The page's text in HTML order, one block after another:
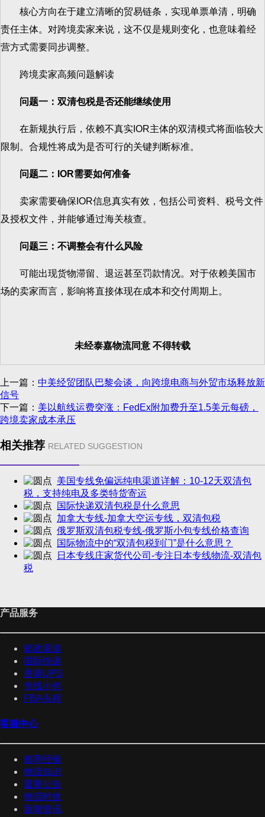
核心方向在于建立清晰的贸易链条，实现单票单清，明确
责任主体。对跨境卖家来说，这不仅是规则变化，也意味着经
营方式需要同步调整。
跨境卖家高频问题解读
问题一：双清包税是否还能继续使用
在新规执行后，依赖不真实IOR主体的双清模式将面临较大
限制。合规性将成为是否可行的关键判断标准。
问题二： IOR需要如何准备
卖家需要确保IOR信息真实有效，包括公司资料、税号文件
及授权文件，并能够通过海关核查。
问题三：不调整会有什么风险
可能出现货物滞留、退运甚至罚款情况。对于依赖美国市
场的卖家而言，影响将直接体现在成本和交付周期上。
未经泰嘉物流同意 不得转载
上一篇： 中美经贸团队巴黎会谈，向跨境电商与外贸市场释放新
信号
下一篇： 美以航线运费突涨：FedEx附加费升至1.5美元每磅，
跨境卖家成本承压
相关推荐 RELATED SUGGESTION
美国专线免偏远纯电渠道详解：10-12天双清包
税，支持纯电及多类特货寄运
国际快递双清包税是什么意思
加拿大专线-加拿大空运专线，双清包税
俄罗斯双清包税专线-俄罗斯小包专线价格查询
国际物流中的“双清包税到门”是什么意思？
日本专线庄家货代公司-专注日本专线物流-双清包
税
产品服务
邮政渠道
国际快递
香港UPS
专线小包
FBA头程
客服中心
邮寄经验
物流知识
重要公告
物流时效
新闻资讯